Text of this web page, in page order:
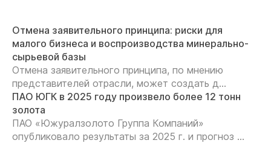
Отмена заявительного принципа: риски для
малого бизнеса и воспроизводства минерально-
сырьевой базы
Отмена заявительного принципа, по мнению
представителей отрасли, может создать д...
ПАО ЮГК в 2025 году произвело более 12 тонн
золота
ПАО «Южуралзолото Группа Компаний»
опубликовало результаты за 2025 г. и прогноз ...